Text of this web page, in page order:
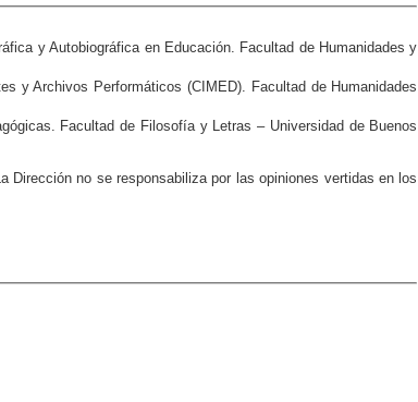
y Autobiográfica en Educación. Facultad de Humanidades y
y Archivos Performáticos (CIMED). Facultad de Humanidades
Facultad de Filosofía y Letras – Universidad de Buenos
Dirección no se responsabiliza por las opiniones vertidas en los